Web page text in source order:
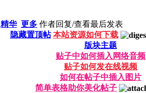
精华 更多 作者回复/查看最后发表
隐藏置顶帖 本站资源如何下载
版块主题
贴子中如何插入网络音频
贴子如何发在线视频
如何在帖子中插入图片
简单表格助你美化帖子